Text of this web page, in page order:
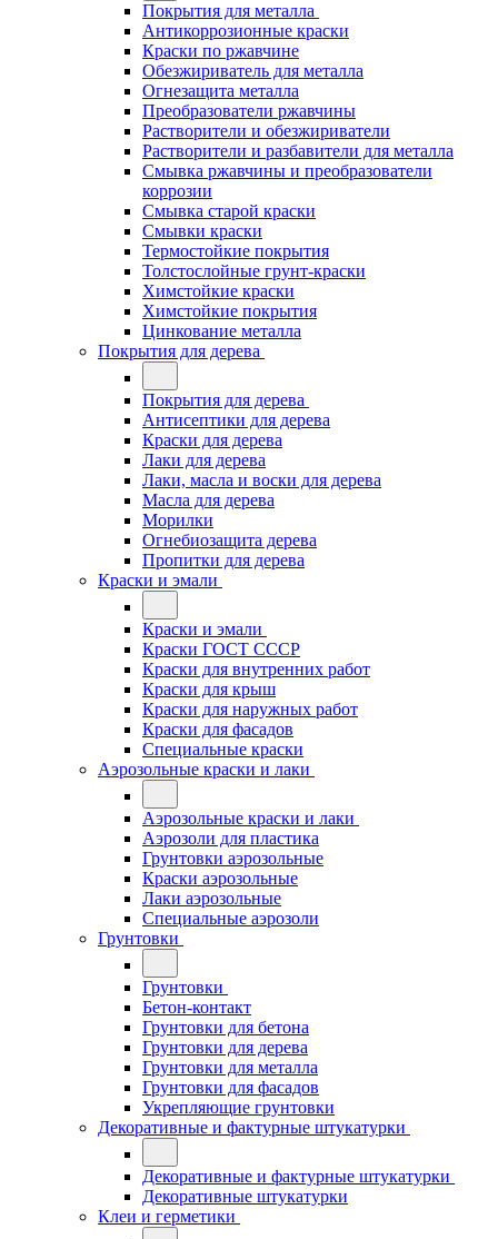
Покрытия для металла
Антикоррозионные краски
Краски по ржавчине
Обезжириватель для металла
Огнезащита металла
Преобразователи ржавчины
Растворители и обезжириватели
Растворители и разбавители для металла
Смывка ржавчины и преобразователи
коррозии
Смывка старой краски
Смывки краски
Термостойкие покрытия
Толстослойные грунт-краски
Химстойкие краски
Химстойкие покрытия
Цинкование металла
Покрытия для дерева
Покрытия для дерева
Антисептики для дерева
Краски для дерева
Лаки для дерева
Лаки, масла и воски для дерева
Масла для дерева
Морилки
Огнебиозащита дерева
Пропитки для дерева
Краски и эмали
Краски и эмали
Краски ГОСТ СССР
Краски для внутренних работ
Краски для крыш
Краски для наружных работ
Краски для фасадов
Специальные краски
Аэрозольные краски и лаки
Аэрозольные краски и лаки
Аэрозоли для пластика
Грунтовки аэрозольные
Краски аэрозольные
Лаки аэрозольные
Специальные аэрозоли
Грунтовки
Грунтовки
Бетон-контакт
Грунтовки для бетона
Грунтовки для дерева
Грунтовки для металла
Грунтовки для фасадов
Укрепляющие грунтовки
Декоративные и фактурные штукатурки
Декоративные и фактурные штукатурки
Декоративные штукатурки
Клеи и герметики